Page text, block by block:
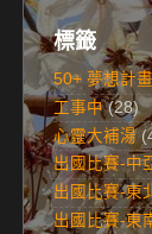
標籤
50+ 夢想計畫
工事中 (28)
心靈大補湯
出國比賽-中
出國比賽-東
出國比賽-東